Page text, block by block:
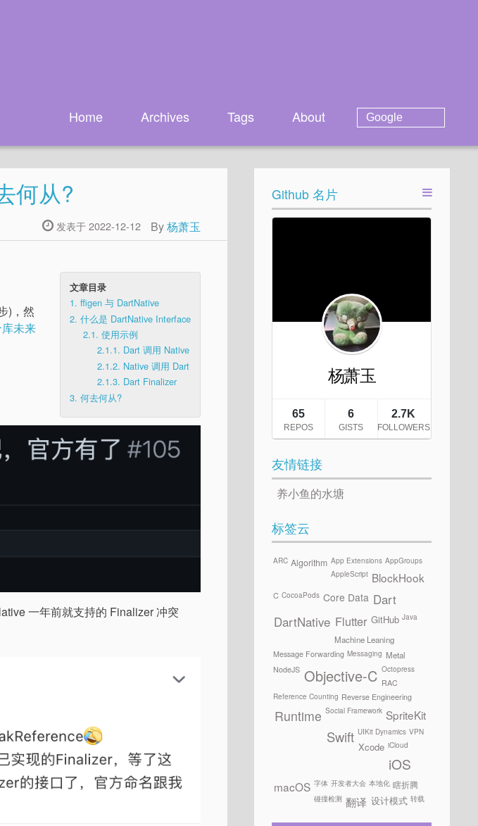
Home Archives Tags About
何从?
By杨萧玉
发表于 2022-12-12
文章目录
1. ffigen 与 DartNative
2. 什么是 DartNative Interface
2.1. 使用示例
2.1.1. Dart 调用 Native
2.1.2. Native 调用 Dart
2.1.3. Dart Finalizer
3. 何去何从?
)，然
未来
一年前就支持的 Finalizer 冲突
Github 名片
友情链接
养小鱼的水塘
标签云
ARC Algorithm App Extensions AppGroups
AppleScript BlockHook
C CocoaPods Core Data Dart
DartNative Flutter GitHub Java
Machine Leaning
Message Forwarding Messaging Metal
NodeJS Objective-C Octopress
RAC
Reference Counting Reverse Engineering
Runtime Social Framework SpriteKit
Swift UIKit Dynamics VPN
Xcode iCloud
iOS
macOS 字体 开发者大会 本地化 瞎折腾
碰撞检测 翻译 设计模式 转载